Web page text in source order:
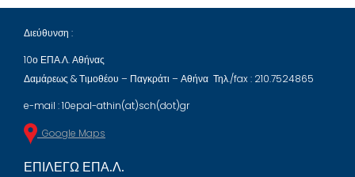
Διεύθυνση :
10ο ΕΠΑ.Λ. Αθήνας
Δαμάρεως & Τιμοθέου – Παγκράτι – Αθήνα Τηλ./fax : 210.7524865
e-mail : 10epal-athin(at)sch(dot)gr
Google Maps
ΕΠΙΛΈΓΩ ΕΠΑ.Λ.